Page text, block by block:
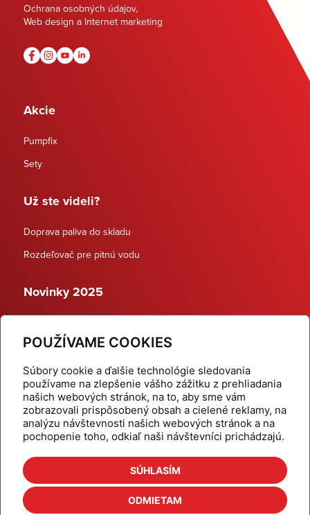
POUŽÍVAME COOKIES
Súbory cookie a ďalšie technológie sledovania
používame na zlepšenie vášho zážitku z prehliadania
našich webových stránok, na to, aby sme vám
zobrazovali prispôsobený obsah a cielené reklamy, na
analýzu návštevnosti našich webových stránok a na
pochopenie toho, odkiaľ naši návštevníci prichádzajú.
SÚHLASÍM
ODMIETAM
Ochrana osobných údajov,
Web design a Internet marketing
Akcie
Pumpfix
Sety
Už ste videli?
Doprava paliva do skladu
Rozdeľovač pre pitnú vodu
Novinky 2025
Dynamické termostatické ventily
Domov
Produkty
Aktuality
Odber šikovné tipy
Kalkulačky
Cenníky
Na stiahnutie
Referencie
Kontakt